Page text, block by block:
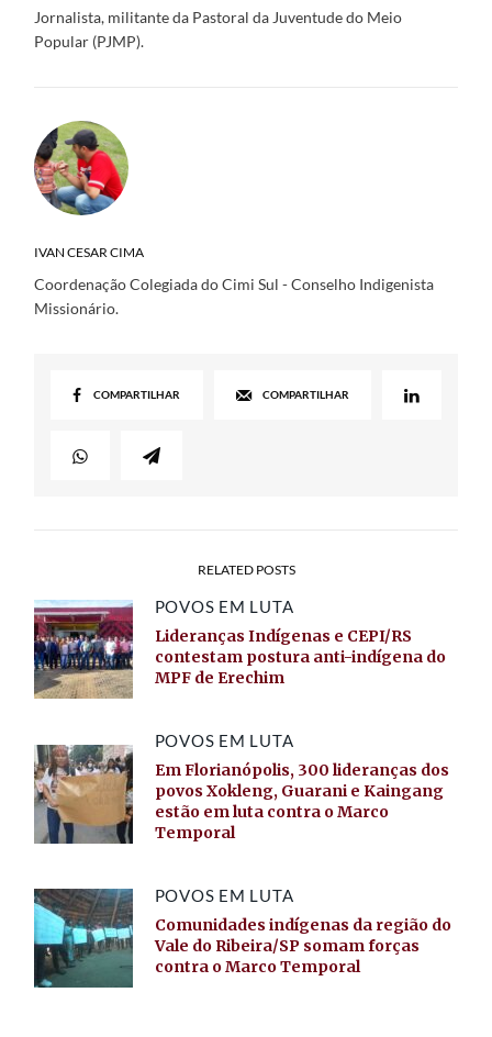
Jornalista, militante da Pastoral da Juventude do Meio
Popular (PJMP).
IVAN CESAR CIMA
Coordenação Colegiada do Cimi Sul - Conselho Indigenista
Missionário.
COMPARTILHAR COMPARTILHAR
RELATED POSTS
POVOS EM LUTA
Lideranças Indígenas e CEPI/RS
contestam postura anti-indígena do
MPF de Erechim
POVOS EM LUTA
Em Florianópolis, 300 lideranças dos
povos Xokleng, Guarani e Kaingang
estão em luta contra o Marco
Temporal
POVOS EM LUTA
Comunidades indígenas da região do
Vale do Ribeira/SP somam forças
contra o Marco Temporal